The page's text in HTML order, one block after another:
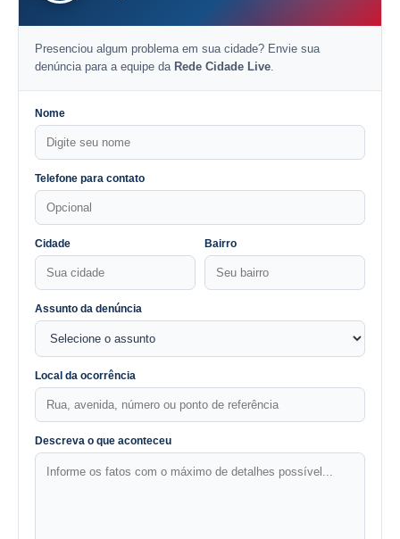
Presenciou algum problema em sua cidade? Envie sua
denúncia para a equipe da Rede Cidade Live
Nome
Telefone para contato
Cidade Bairro
Assunto da denúncia
Local da ocorrência
Descreva o que aconteceu